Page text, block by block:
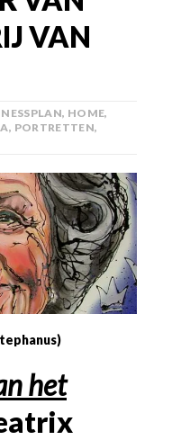
VAN
, HOME,
, PORTRETTEN,
het